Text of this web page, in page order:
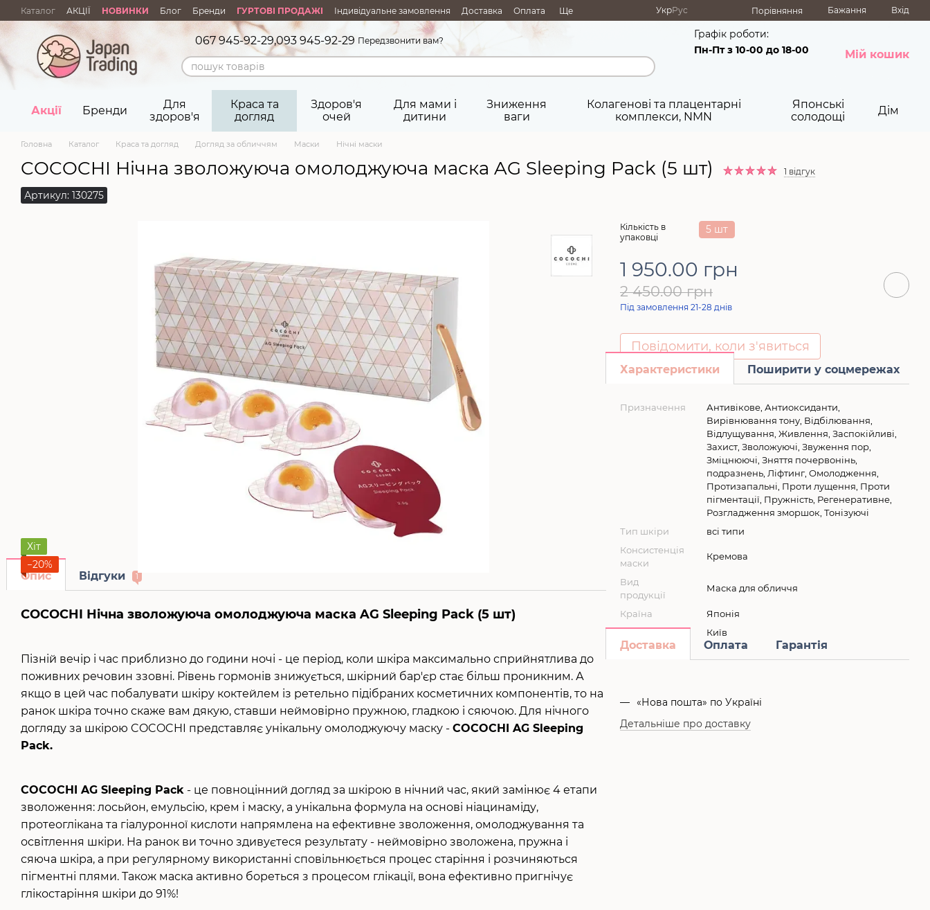
Перейти до основного контенту
Каталог АКЦІЇ НОВИНКИ Блог Бренди ГУРТОВІ ПРОДАЖІ Індивідуальне замовлення Доставка Оплата Ще УкрРус Порівняння Бажання Вхід
067 945-92-29,093 945-92-29 Передзвонити вам?
Графік роботи:
Пн-Пт з 10-00 до 18-00
Мій кошик
Акції Бренди
Для
здоров'я
Краса та
догляд
Здоров'я
очей
Для мами і
дитини
Зниження
ваги
Колагенові та плацентарні
комплекси, NMN
Японські
солодощі
Дім
Головна Каталог Краса та догляд Догляд за обличчям Маски Нічні маски
COCOCHI Нічна зволожуюча омолоджуюча маска AG Sleeping Pack (5 шт) 1 відгук
Артикул: 130275
Хіт
−20%
Опис Відгуки 1
COCOCHI Нічна зволожуюча омолоджуюча маска AG Sleeping Pack (5 шт)
Пізній вечір і час приблизно до години ночі - це період, коли шкіра максимально сприйнятлива до
поживних речовин ззовні. Рівень гормонів знижується, шкірний бар'єр стає більш проникним. А
якщо в цей час побалувати шкіру коктейлем із ретельно підібраних косметичних компонентів, то на
ранок шкіра точно скаже вам дякую, ставши неймовірно пружною, гладкою і сяючою. Для нічного
догляду за шкірою COCOCHI представляє унікальну омолоджуючу маску - COCOCHI AG Sleeping
Pack.
COCOCHI AG Sleeping Pack - це повноцінний догляд за шкірою в нічний час, який замінює 4 етапи
зволоження: лосьйон, емульсію, крем і маску, а унікальна формула на основі ніацинаміду,
протеоглікана та гіалуронної кислоти напрямлена на ефективне зволоження, омолоджування та
освітлення шкіри. На ранок ви точно здивуєтеся результату - неймовірно зволожена, пружна і
сяюча шкіра, а при регулярному використанні сповільнюється процес старіння і розчиняються
пігментні плями. Також маска активно бореться з процесом глікації, вона ефективно пригнічує
глікостаріння шкіри до 91%!
Кількість в
упаковці
5 шт
1 950.00 грн
2 450.00 грн
Під замовлення 21-28 днів
Повідомити, коли з'явиться
Характеристики Поширити у соцмережах
Призначення
Антивікове, Антиоксиданти,
Вирівнювання тону, Відбілювання,
Відлущування, Живлення, Заспокійливі,
Захист, Зволожуючі, Звуження пор,
Зміцнюючі, Зняття почервонінь,
подразнень, Ліфтинг, Омолодження,
Протизапальні, Проти лущення, Проти
пігментації, Пружність, Регенеративне,
Розгладження зморшок, Тонізуючі
Тип шкіри
всі типи
Консистенція
маски
Кремова
Вид
продукції
Маска для обличчя
Країна
Японія
Місто
Київ
Доставка Оплата Гарантія
«Нова пошта» по Україні
Детальніше про доставку